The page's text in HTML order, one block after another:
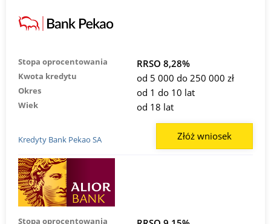
Stopa oprocentowania RRSO 8,28%
Kwota kredytu od 5 000 do 250 000 zł
Okres od 1 do 10 lat
Wiek od 18 lat
Kredyty Bank Pekao SA Złóż wniosek
Stopa oprocentowania